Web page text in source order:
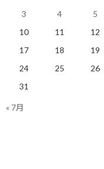
体調不良は走って感じるも
2019/03/01(金)
3
4 5
10
11 12
17
18 19
24
25 26
31
« 7月